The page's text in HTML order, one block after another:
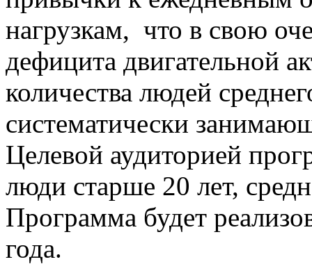
нагрузкам, что в свою
дефицита двигательной
количества людей
систематически
Целевой аудиторией
люди старше 20 лет,
Программа будет
года.